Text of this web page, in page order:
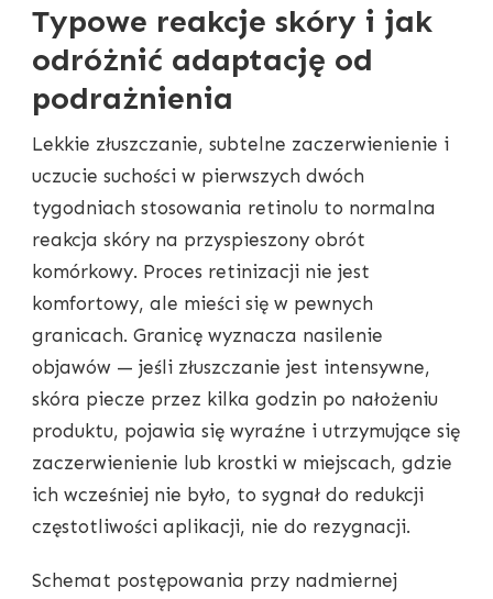
Typowe reakcje skóry i jak
odróżnić adaptację od
podrażnienia
Lekkie złuszczanie, subtelne zaczerwienienie i
uczucie suchości w pierwszych dwóch
tygodniach stosowania retinolu to normalna
reakcja skóry na przyspieszony obrót
komórkowy. Proces retinizacji nie jest
komfortowy, ale mieści się w pewnych
granicach. Granicę wyznacza nasilenie
objawów — jeśli złuszczanie jest intensywne,
skóra piecze przez kilka godzin po nałożeniu
produktu, pojawia się wyraźne i utrzymujące się
zaczerwienienie lub krostki w miejscach, gdzie
ich wcześniej nie było, to sygnał do redukcji
częstotliwości aplikacji, nie do rezygnacji.
Schemat postępowania przy nadmiernej